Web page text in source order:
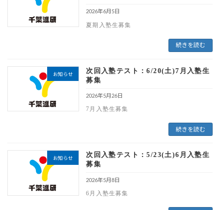
2026年6月5日
夏期入塾生募集
続きを読む
お知らせ
次回入塾テスト：6/20(土)7月入塾生
募集
2026年5月26日
7月入塾生募集
続きを読む
お知らせ
次回入塾テスト：5/23(土)6月入塾生
募集
2026年5月8日
6月入塾生募集